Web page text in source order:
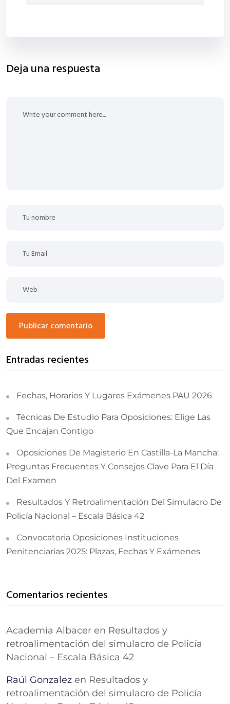
Deja una respuesta
publicar comentario
Entradas recientes
Fechas, Horarios Y Lugares Exámenes PAU 2026
Técnicas De Estudio Para Oposiciones: Elige Las
Que Encajan Contigo
Oposiciones De Magisterio En Castilla-La Mancha:
Preguntas Frecuentes Y Consejos Clave Para El Día
Del Examen
Resultados Y Retroalimentación Del Simulacro De
Policía Nacional – Escala Básica 42
Convocatoria Oposiciones Instituciones
Penitenciarias 2025: Plazas, Fechas Y Exámenes
Comentarios recientes
Academia Albacer en Resultados y
retroalimentación del simulacro de Policía
Nacional – Escala Básica 42
Raúl Gonzalez en Resultados y
retroalimentación del simulacro de Policía